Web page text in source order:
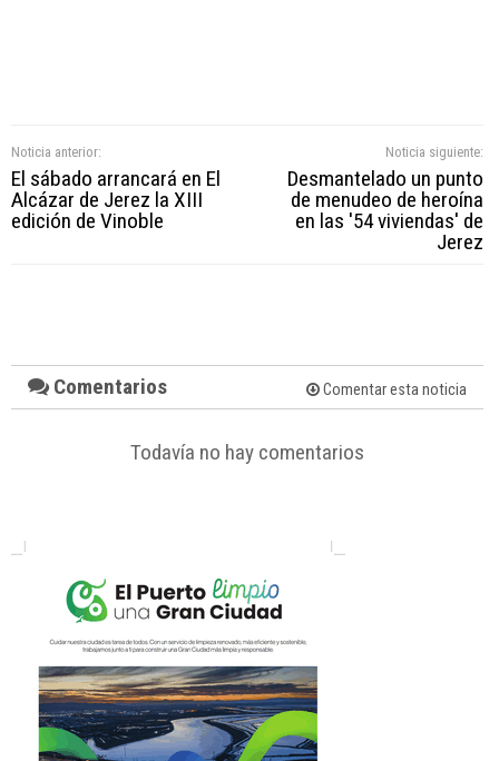
Noticia anterior:
El sábado arrancará en El
Alcázar de Jerez la XIII
edición de Vinoble
Noticia siguiente:
Desmantelado un punto
de menudeo de heroína
en las '54 viviendas' de
Jerez
Comentarios Comentar esta noticia
Todavía no hay comentarios